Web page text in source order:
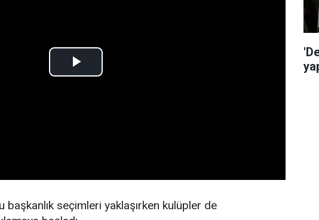
seçimleri yaklaşırken kulüpler de